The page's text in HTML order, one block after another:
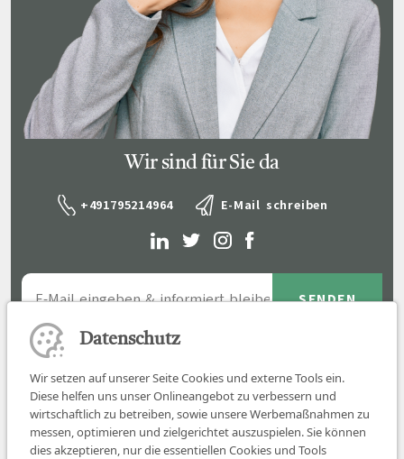
Wir sind für Sie da
+491795214964 E-Mail schreiben
Datenschutz
Wir setzen auf unserer Seite Cookies und externe Tools ein.
Diese helfen uns unser Onlineangebot zu verbessern und
wirtschaftlich zu betreiben, sowie unsere Werbemaßnahmen zu
messen, optimieren und zielgerichtet auszuspielen. Sie können
dies akzeptieren, nur die essentiellen Cookies und Tools